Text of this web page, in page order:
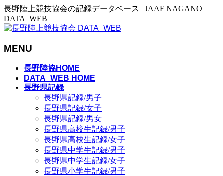
長野陸上競技協会の記録データベース | JAAF NAGANO
DATA_WEB
MENU
長野陸協HOME
DATA_WEB HOME
長野県記録
長野県記録/男子
長野県記録/女子
長野県記録/男女
長野県高校生記録/男子
長野県高校生記録/女子
長野県中学生記録/男子
長野県中学生記録/女子
長野県小学生記録/男子